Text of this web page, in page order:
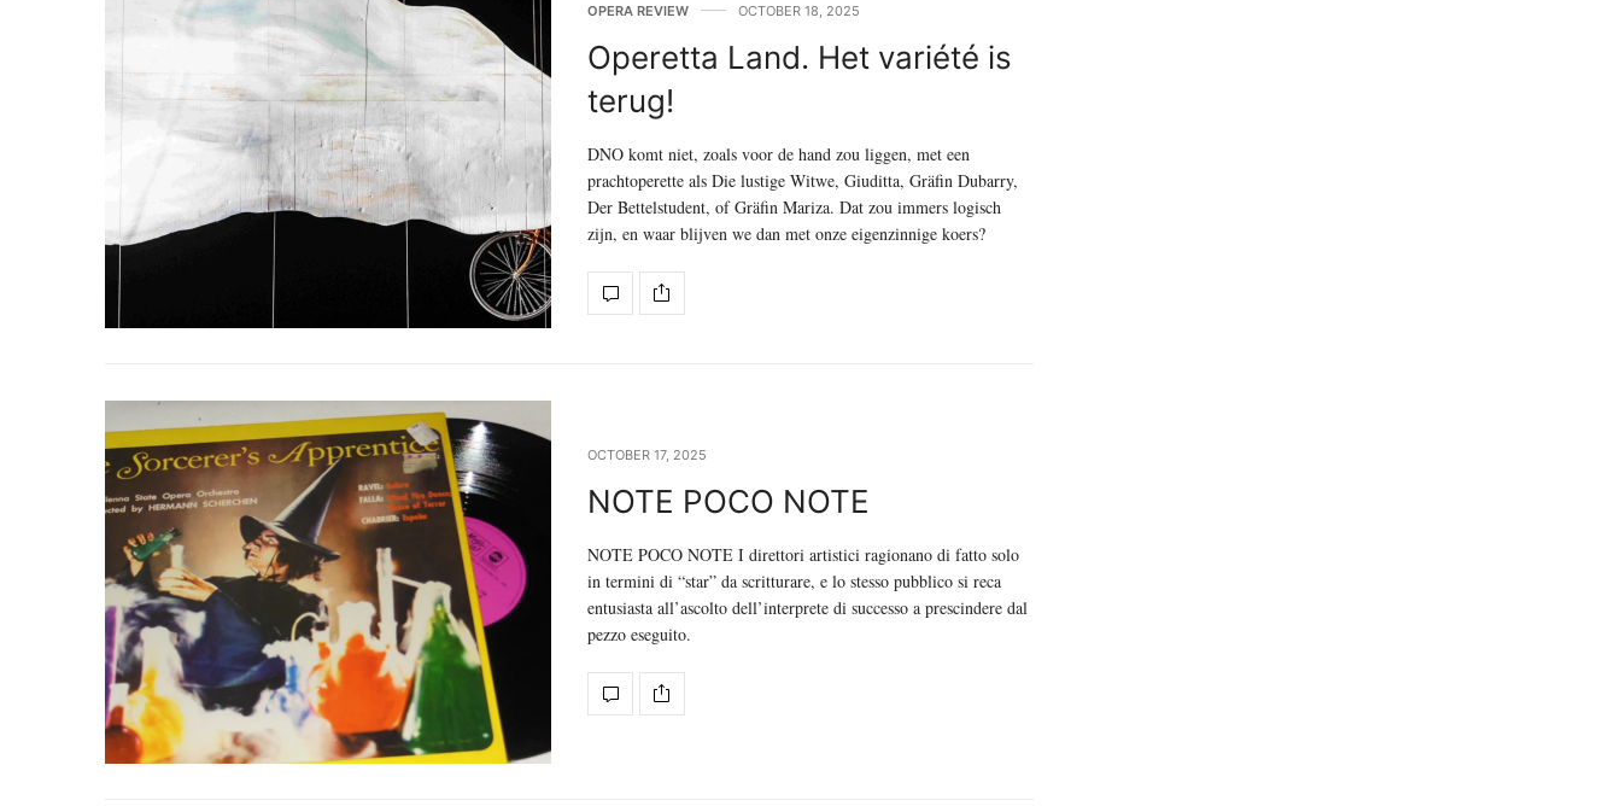
OPERA REVIEW OCTOBER 18, 2025
Operetta Land. Het variété is
terug!
DNO komt niet, zoals voor de hand zou liggen, met een
prachtoperette als Die lustige Witwe, Giuditta, Gräfin Dubarry,
Der Bettelstudent, of Gräfin Mariza. Dat zou immers logisch
zijn, en waar blijven we dan met onze eigenzinnige koers?
OCTOBER 17, 2025
NOTE POCO NOTE
NOTE POCO NOTE I direttori artistici ragionano di fatto solo
in termini di “star” da scritturare, e lo stesso pubblico si reca
entusiasta all’ascolto dell’interprete di successo a prescindere dal
pezzo eseguito.